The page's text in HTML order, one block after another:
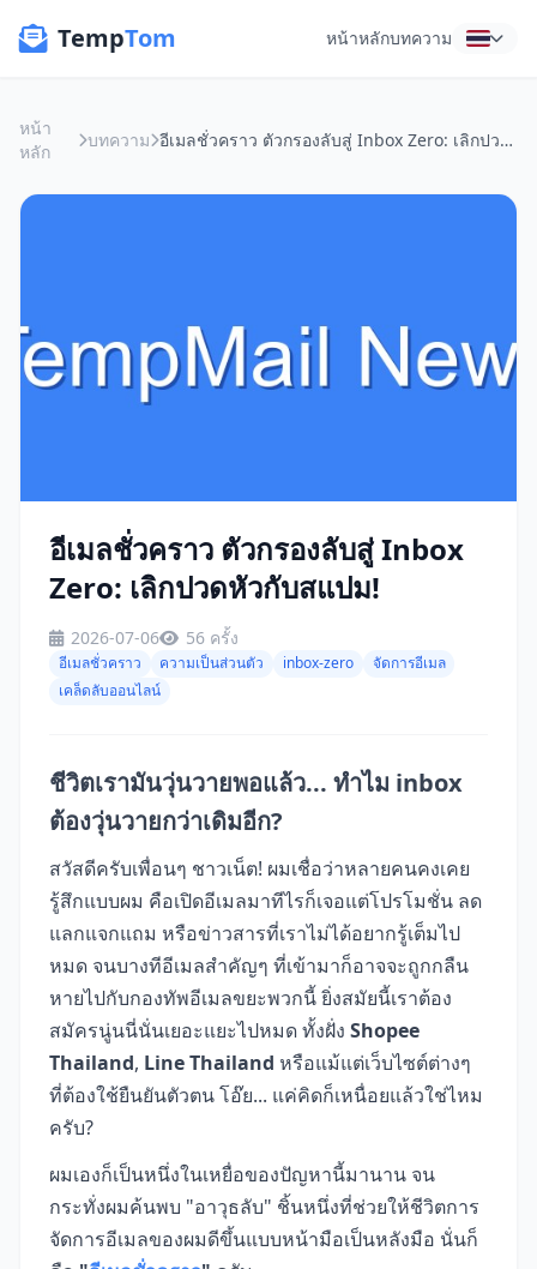
TempTom หน้าหลักบทความ
หน้า
หลัก
บทความ อีเมลชั่วคราว ตัวกรองลับสู่ Inbox Zero: เลิกปวดหัวกับสแปม!
อีเมลชั่วคราว ตัวกรองลับสู่ Inbox
Zero: เลิกปวดหัวกับสแปม!
2026-07-06 56 ครั้ง
อีเมลชั่วคราว ความเป็นส่วนตัว inbox-zero
จัดการอีเมล
เคล็ดลับออนไลน์
ชีวิตเรามันวุ่นวายพอแล้ว... ทำไม inbox
ต้องวุ่นวายกว่าเดิมอีก?
สวัสดีครับเพื่อนๆ ชาวเน็ต! ผมเชื่อว่าหลายคนคงเคย
รู้สึกแบบผม คือเปิดอีเมลมาทีไรก็เจอแต่โปรโมชั่น ลด
แลกแจกแถม หรือข่าวสารที่เราไม่ได้อยากรู้เต็มไป
หมด จนบางทีอีเมลสำคัญๆ ที่เข้ามาก็อาจจะถูกกลืน
หายไปกับกองทัพอีเมลขยะพวกนี้ ยิ่งสมัยนี้เราต้อง
สมัครนู่นนี่นั่นเยอะแยะไปหมด ทั้งฝั่ง Shopee
Thailand, Line Thailand หรือแม้แต่เว็บไซต์ต่างๆ
ที่ต้องใช้ยืนยันตัวตน โอ๊ย... แค่คิดก็เหนื่อยแล้วใช่ไหม
ครับ?
ผมเองก็เป็นหนึ่งในเหยื่อของปัญหานี้มานาน จน
กระทั่งผมค้นพบ "อาวุธลับ" ชิ้นหนึ่งที่ช่วยให้ชีวิตการ
จัดการอีเมลของผมดีขึ้นแบบหน้ามือเป็นหลังมือ นั่นก็